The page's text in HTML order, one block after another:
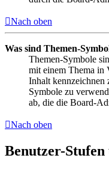
Nach oben
Was sind Themen-
Themen-Symbole
mit einem Thema in
Inhalt
Symbole zu
ab, die die Board-
Nach oben
Benutzer-